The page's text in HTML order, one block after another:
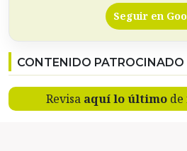
Seguir en
CONTENIDO PATROCINADO
Revisa aquí lo últimode